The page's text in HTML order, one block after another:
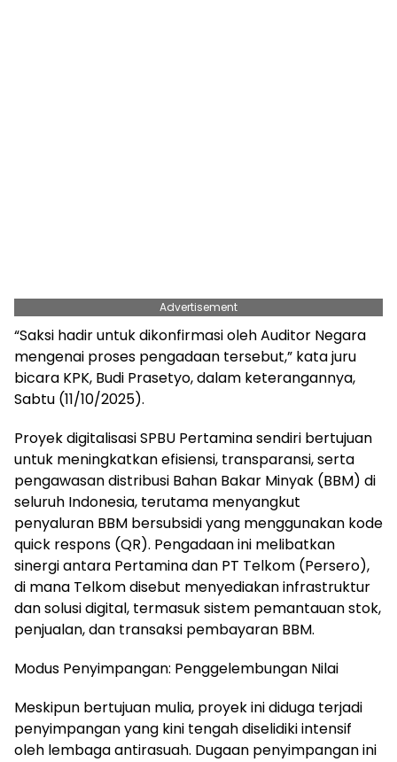
Advertisement
“Saksi hadir untuk dikonfirmasi oleh Auditor Negara
mengenai proses pengadaan tersebut,” kata juru
bicara KPK, Budi Prasetyo, dalam keterangannya,
Sabtu (11/10/2025).
Proyek digitalisasi SPBU Pertamina sendiri bertujuan
untuk meningkatkan efisiensi, transparansi, serta
pengawasan distribusi Bahan Bakar Minyak (BBM) di
seluruh Indonesia, terutama menyangkut
penyaluran BBM bersubsidi yang menggunakan kode
quick respons (QR). Pengadaan ini melibatkan
sinergi antara Pertamina dan PT Telkom (Persero),
di mana Telkom disebut menyediakan infrastruktur
dan solusi digital, termasuk sistem pemantauan stok,
penjualan, dan transaksi pembayaran BBM.
Modus Penyimpangan: Penggelembungan Nilai
Meskipun bertujuan mulia, proyek ini diduga terjadi
penyimpangan yang kini tengah diselidiki intensif
oleh lembaga antirasuah. Dugaan penyimpangan ini